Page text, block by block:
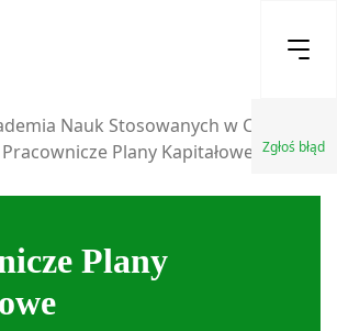
Zgłoś błąd
Nauk Stosowanych w Chełmie
Pracownicze Plany Kapitałowe
Plany